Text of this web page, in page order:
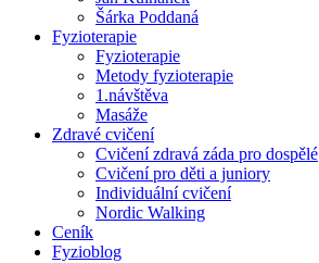
Šárka Poddaná
Fyzioterapie
Fyzioterapie
Metody fyzioterapie
1.návštěva
Masáže
Zdravé cvičení
Cvičení zdravá záda pro dospělé
Cvičení pro děti a juniory
Individuální cvičení
Nordic Walking
Ceník
Fyzioblog